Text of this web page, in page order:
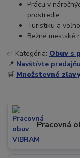
Prácu v
prostredie
Turistiku a
Bežné mestské
✅ Kategória: Obuv s
📍 Navštívte
🛒 Množstevné
Pracovná